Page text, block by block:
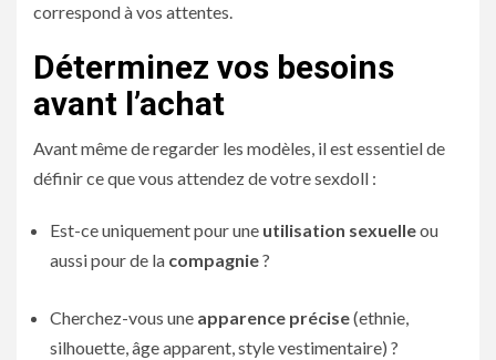
correspond à vos attentes.
Déterminez vos besoins
avant l’achat
Avant même de regarder les modèles, il est essentiel de
définir ce que vous attendez de votre sexdoll :
Est-ce uniquement pour une utilisation sexuelleou
aussi pour de la compagnie?
Cherchez-vous une apparence précise(ethnie,
silhouette, âge apparent, style vestimentaire) ?